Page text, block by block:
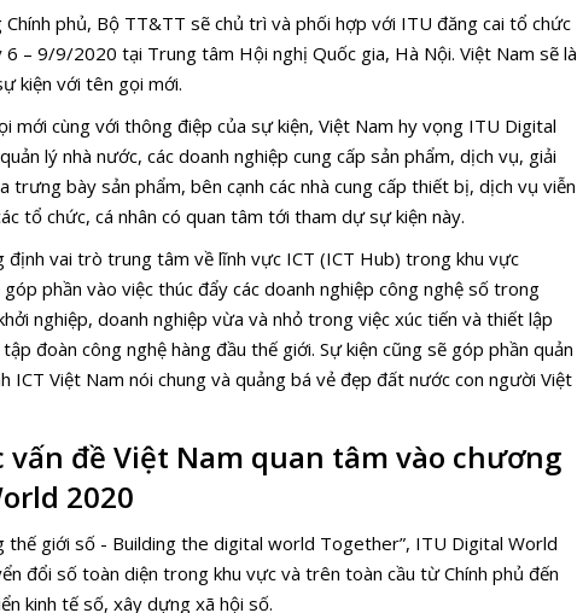
phủ, Bộ TT&TT sẽ chủ trì và phối hợp với ITU đăng cai tổ chức
– 9/9/2020 tại Trung tâm Hội nghị Quốc gia, Hà Nội. Việt Nam sẽ là
kiện với tên gọi mới.
mới cùng với thông điệp của sự kiện, Việt Nam hy vọng ITU Digital
lý nhà nước, các doanh nghiệp cung cấp sản phẩm, dịch vụ, giải
trưng bày sản phẩm, bên cạnh các nhà cung cấp thiết bị, dịch vụ viễn
tổ chức, cá nhân có quan tâm tới tham dự sự kiện này.
định vai trò trung tâm về lĩnh vực ICT (ICT Hub) trong khu vực
góp phần vào việc thúc đẩy các doanh nghiệp công nghệ số trong
nghiệp, doanh nghiệp vừa và nhỏ trong việc xúc tiến và thiết lập
đoàn công nghệ hàng đầu thế giới. Sự kiện cũng sẽ góp phần quản
ICT Việt Nam nói chung và quảng bá vẻ đẹp đất nước con người Việt
vấn đề Việt Nam quan tâm vào chương
2020
thế giới số - Building the digital world Together”, ITU Digital World
đổi số toàn diện trong khu vực và trên toàn cầu từ Chính phủ đến
kinh tế số, xây dựng xã hội số.